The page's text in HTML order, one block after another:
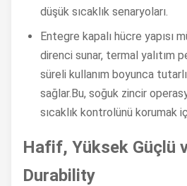
düşük sıcaklık senaryoları.
Entegre kapalı hücre yapısı
direnci sunar, termal yalıtım
süreli kullanım boyunca
sağlar.Bu, soğuk zincir
sıcaklık kontrolünü korumak
Hafif, Yüksek Güçlü
Durability